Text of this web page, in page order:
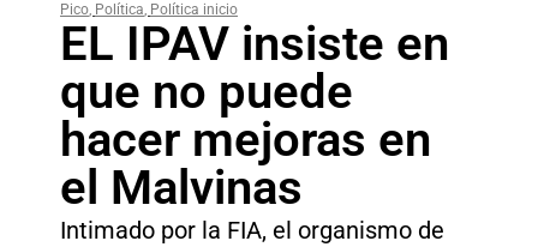
Pico, Política, Política inicio
EL IPAV insiste en
que no puede
hacer mejoras en
el Malvinas
Intimado por la FIA, el organismo de